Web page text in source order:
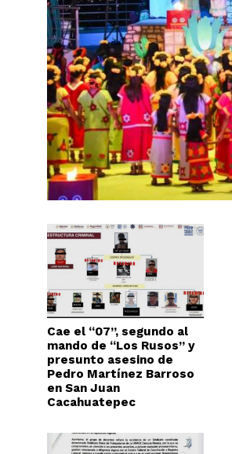
Cae el “07”, segundo al
mando de “Los Rusos” y
presunto asesino de
Pedro Martínez Barroso
en San Juan
Cacahuatepec